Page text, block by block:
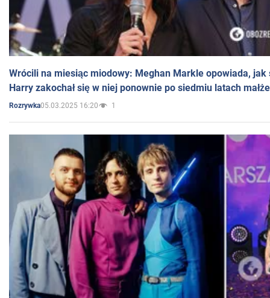
Wrócili na miesiąc miodowy: Meghan Markle opowiada, jak
Harry zakochał się w niej ponownie po siedmiu latach
Rozrywka05.03.2025 16:20 1